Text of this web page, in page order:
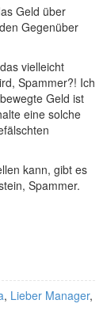
Geld über
Gegenüber
vielleicht
Spammer?! Ich
Geld ist
eine solche
kann, gibt es
Spammer.
, Lieber Manager,